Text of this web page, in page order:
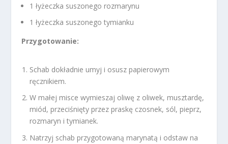
1 łyżeczka suszonego rozmarynu
1 łyżeczka suszonego tymianku
Przygotowanie:
Schab dokładnie umyj i osusz papierowym
ręcznikiem.
W małej misce wymieszaj oliwę z oliwek, musztardę,
miód, przeciśnięty przez praskę czosnek, sól, pieprz,
rozmaryn i tymianek.
Natrzyj schab przygotowaną marynatą i odstaw na